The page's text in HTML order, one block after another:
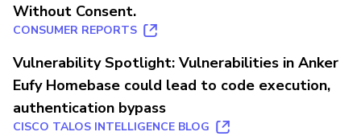
Without Consent.
CONSUMER REPORTS
Vulnerability Spotlight: Vulnerabilities in Anker
Eufy Homebase could lead to code execution,
authentication bypass
CISCO TALOS INTELLIGENCE BLOG